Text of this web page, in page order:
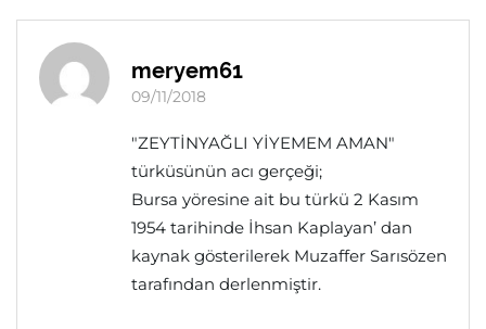
meryem61
09/11/2018
"ZEYTİNYAĞLI YİYEMEM AMAN"
türküsünün acı gerçeği;
Bursa yöresine ait bu türkü 2 Kasım
1954 tarihinde İhsan Kaplayan’ dan
kaynak gösterilerek Muzaffer Sarısözen
tarafından derlenmiştir.